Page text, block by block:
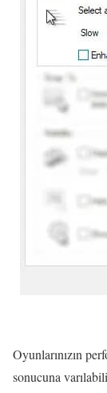
Oyunlarınızın
sonucuna